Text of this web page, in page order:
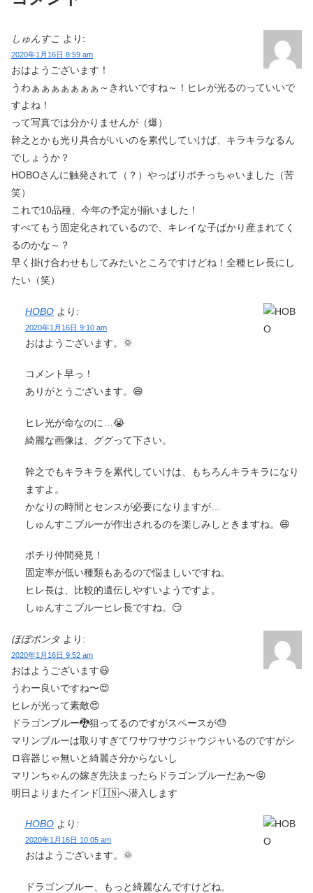
しゅんすこ より:
2020年1月16日 8:59 am
おはようございます！
うわぁぁぁぁぁぁぁ～きれいですね～！ヒレが光るのっていいで
すよね！
って写真では分かりませんが（爆）
幹之とかも光り具合がいいのを累代していけば、キラキラなるん
でしょうか？
HOBOさんに触発されて（？）やっぱりポチっちゃいました（苦
笑）
これで10品種、今年の予定が揃いました！
すべてもう固定化されているので、キレイな子ばかり産まれてく
るのかな～？
早く掛け合わせもしてみたいところですけどね！全種ヒレ長にし
たい（笑）
HOBO より:
2020年1月16日 9:10 am
おはようございます。🌞
コメント早っ！
ありがとうございます。😄
ヒレ光が命なのに…😭
綺麗な画像は、ググって下さい。
幹之でもキラキラを累代していけは、もちろんキラキラになり
ますよ。
かなりの時間とセンスが必要になりますが…
しゅんすこブルーが作出されるのを楽しみしときますね。😄
ポチり仲間発見！
固定率が低い種類もあるので悩ましいですね。
ヒレ長は、比較的遺伝しやすいようですよ。
しゅんすこブルーヒレ長ですね。😏
ほぼポンタ より:
2020年1月16日 9:52 am
おはようございます😃
うわー良いですね〜😍
ヒレが光って素敵😍
ドラゴンブルー🐉狙ってるのですがスペースが😓
マリンブルーは取りすぎてワサワサウジャウジャいるのですがシ
ロ容器じゃ無いと綺麗さ分からないし
マリンちゃんの嫁ぎ先決まったらドラゴンブルーだあ〜😝
明日よりまたインド🇮🇳へ潜入します
HOBO より:
2020年1月16日 10:05 am
おはようございます。🌞
ドラゴンブルー、もっと綺麗なんですけどね。